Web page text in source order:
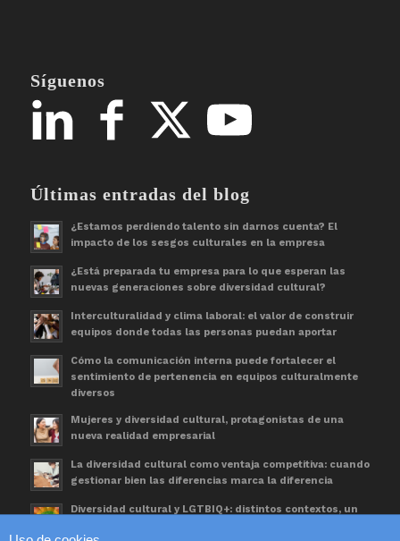
Síguenos
Últimas entradas del blog
¿Estamos perdiendo talento sin darnos cuenta? El
impacto de los sesgos culturales en la empresa
¿Está preparada tu empresa para lo que esperan las
nuevas generaciones sobre diversidad cultural?
Interculturalidad y clima laboral: el valor de construir
equipos donde todas las personas puedan aportar
Cómo la comunicación interna puede fortalecer el
sentimiento de pertenencia en equipos culturalmente
diversos
Mujeres y diversidad cultural, protagonistas de una
nueva realidad empresarial
La diversidad cultural como ventaja competitiva: cuando
gestionar bien las diferencias marca la diferencia
Diversidad cultural y LGTBIQ+: distintos contextos, un